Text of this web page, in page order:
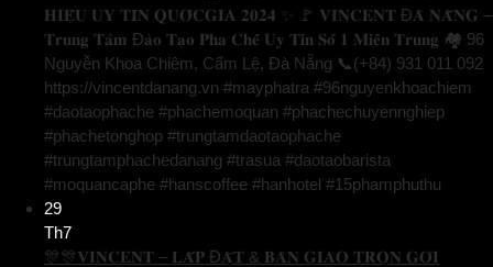
𝐇𝐈𝐄̣̂𝐔 𝐔𝐘 𝐓𝐈́𝐍 𝐐𝐔𝐎̂́𝐂𝐆𝐈𝐀 𝟐𝟎𝟐𝟒 ✨ 🚩 𝐕𝐈𝐍𝐂𝐄𝐍𝐓 Đ𝐀̀ 𝐍𝐀̆̃𝐍𝐆 –
𝐓𝐫𝐮𝐧𝐠 𝐓𝐚̂𝐦 Đ𝐚̀𝐨 𝐓𝐚̣𝐨 𝐏𝐡𝐚 𝐂𝐡𝐞̂́ 𝐔𝐲 𝐓𝐢́𝐧 𝐒𝐨̂́ 𝟏 𝐌𝐢𝐞̂̀𝐧 𝐓𝐫𝐮𝐧𝐠 🏘️ 96
Nguyễn Khoa Chiêm, Cẩm Lệ, Đà Nẵng 📞(+84) 931 011 092
https://vincentdanang.vn #mayphatra #96nguyenkhoachiem
#daotaophache #phachemoquan #phachechuyennghiep
#phachetonghop #trungtamdaotaophache
#trungtamphachedanang #trasua #daotaobarista
#moquancaphe #hanscoffee #hanhotel #15phamphuthu
29
Th7
🎊🎊𝐕𝐈𝐍𝐂𝐄𝐍𝐓 – 𝐋𝐀̆́𝐏 Đ𝐀̣̆𝐓 & 𝐁𝐀̀𝐍 𝐆𝐈𝐀𝐎 𝐓𝐑𝐎̣𝐍 𝐆𝐎́𝐈